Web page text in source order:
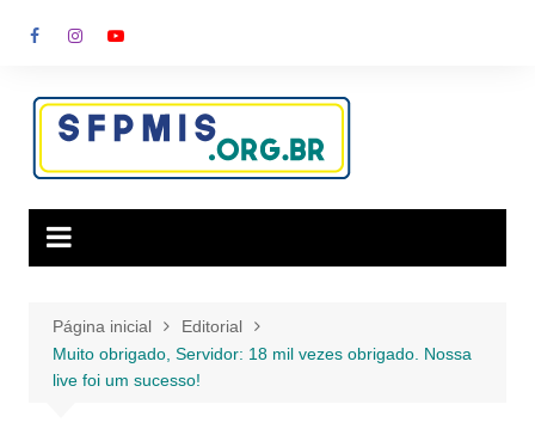
para
conteúdo
Página inicial
Editorial
Muito obrigado, Servidor: 18 mil vezes obrigado. Nossa
live foi um sucesso!